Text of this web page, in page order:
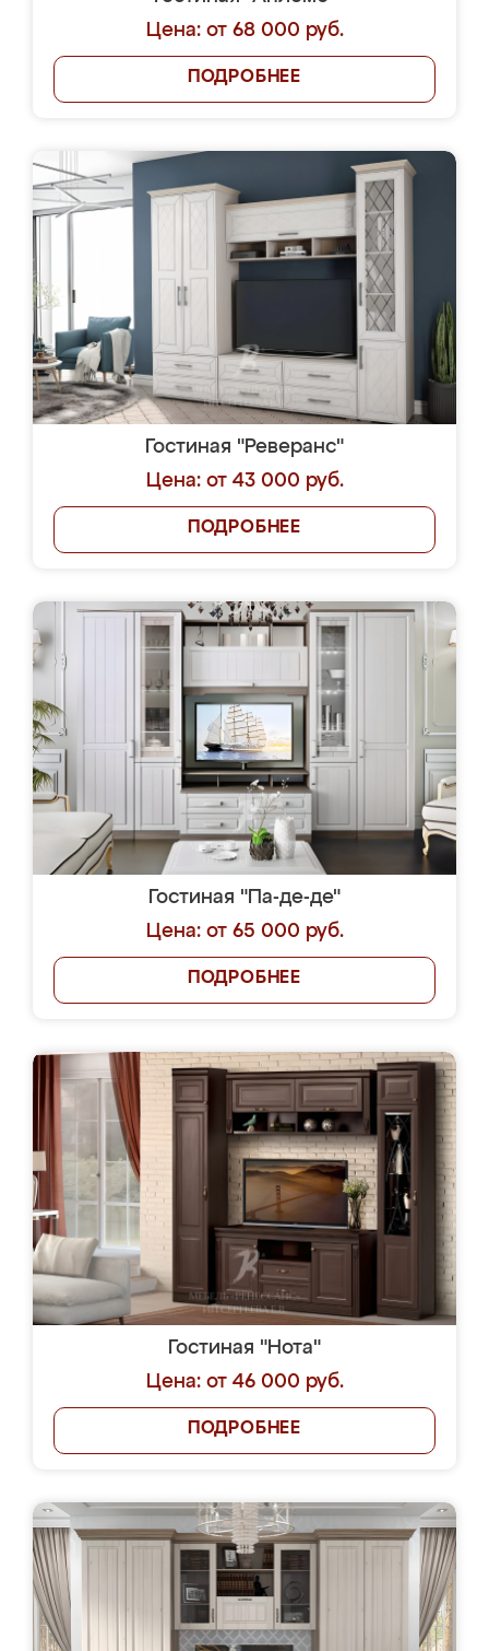
Цена: от 68 000 руб.
ПОДРОБНЕЕ
Гостиная "Реверанс"
Цена: от 43 000 руб.
ПОДРОБНЕЕ
Гостиная "Па-де-де"
Цена: от 65 000 руб.
ПОДРОБНЕЕ
Гостиная "Нота"
Цена: от 46 000 руб.
ПОДРОБНЕЕ